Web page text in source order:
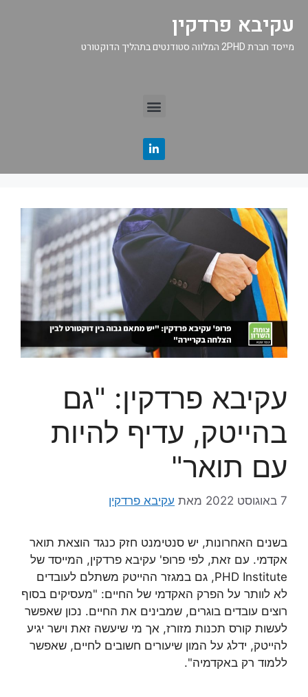
עקיבא פרדקין
מייסד חברת 2PHD המלווה סטודנטים בתהליך הדוקטורט
עקיבא פרדקין: "גם
בהייטק, עדיף להיות
עם תואר"
7 באוגוסט 2022 מאת עקיבא פרדקין
בשנים האחרונות, יש סנטימנט חזק כנגד הוצאת תואר
אקדמי. עם זאת, לפי פרופ' עקיבא פרדקין, המייסד של
PHD Institute, גם במגזר ההייטק משתלם לעובדים
לא לוותר על הפרק האקדמי של החיים: "מעסיקים בסוף
רוצים עובדים בוגרים, שמבינים את החיים. נכון שאפשר
לעשות קורס תכנות מזורז, אך מי שיעשה זאת וישר יגיע
להייטק, ידלג על המון שיעורים חשובים לחיים, שאפשר
ללמוד רק באקדמיה".